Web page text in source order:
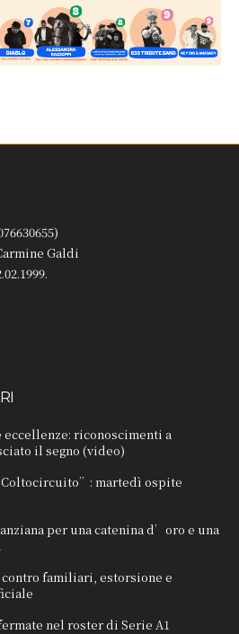
Galdi
riconoscimenti a
il segno (video)
martedì ospite
per una catenina d’oro e una
familiari, estorsione e
nel roster di Serie A1